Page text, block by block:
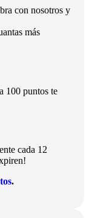
con nosotros y
más
100 puntos te
cada 12
.